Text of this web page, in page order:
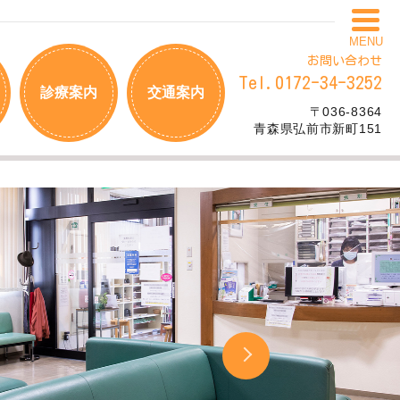
診療案内 交通案内
MENU
お問い合わせ
Tel.0172-34-3252
〒036-8364
青森県弘前市新町151